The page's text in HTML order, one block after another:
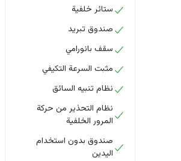
ستائر خلفية
صندوق تبريد
سقف بانورامي
مثبت السرعة التكيفي
نظام تنبيه السائق
نظام التحذير من حركة
المرور الخلفية
صندوق بدون استخدام
اليدين